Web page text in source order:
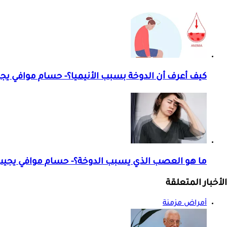
كيف أعرف أن الدوخة بسبب الأنيميا؟- حسام موافي
ما هو العصب الذي يسبب الدوخة؟- حسام موافي
الأخبار المتعلقة
أمراض مزمنة